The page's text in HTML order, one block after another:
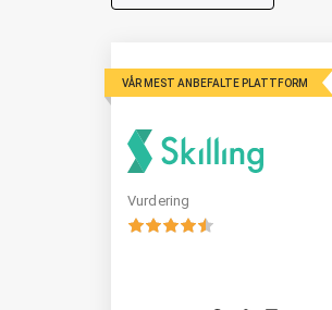
VÅR MEST ANBEFALTE PLATTFORM
Vurdering